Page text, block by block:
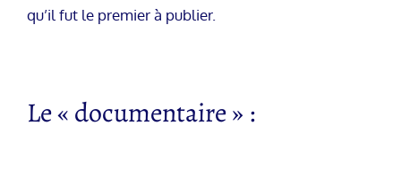
qu’il fut le premier à publier.
Le « documentaire » :